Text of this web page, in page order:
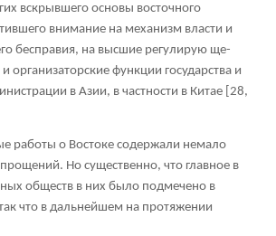
вскрывшего основы восточного
внимание на механизм власти и
бесправия, на высшие регулирую ще-
организаторские функции государства и
в Азии, в частности в Китае [28,
работы о Востоке содержали немало
Но существенно, что главное в
обществ в них было подмечено в
что в дальнейшем на протяжении